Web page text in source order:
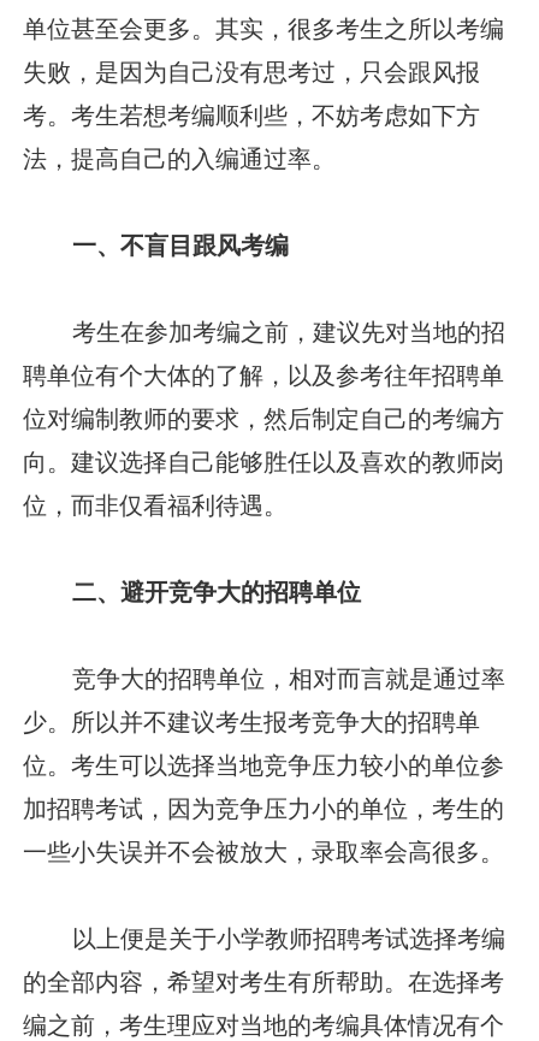
单位甚至会更多。其实，很多考生之所以考编
失败，是因为自己没有思考过，只会跟风报
考。考生若想考编顺利些，不妨考虑如下方
法，提高自己的入编通过率。
一、不盲目跟风考编
考生在参加考编之前，建议先对当地的招
聘单位有个大体的了解，以及参考往年招聘单
位对编制教师的要求，然后制定自己的考编方
向。建议选择自己能够胜任以及喜欢的教师岗
位，而非仅看福利待遇。
二、避开竞争大的招聘单位
竞争大的招聘单位，相对而言就是通过率
少。所以并不建议考生报考竞争大的招聘单
位。考生可以选择当地竞争压力较小的单位参
加招聘考试，因为竞争压力小的单位，考生的
一些小失误并不会被放大，录取率会高很多。
以上便是关于小学教师招聘考试选择考编
的全部内容，希望对考生有所帮助。在选择考
编之前，考生理应对当地的考编具体情况有个